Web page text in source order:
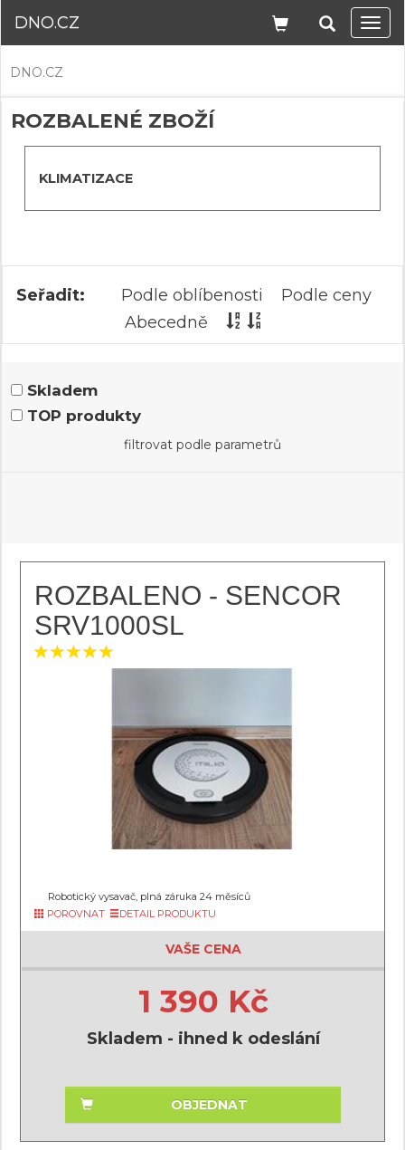
DNO.CZ
DNO.CZ
ROZBALENÉ ZBOŽÍ
KLIMATIZACE
Seřadit: Podle oblíbenosti
Podle ceny
Abecedně
Skladem
TOP produkty
filtrovat podle parametrů
ROZBALENO - SENCOR
SRV1000SL
Robotický vysavač, plná záruka 24 měsíců
POROVNAT
DETAIL PRODUKTU
VAŠE CENA
1 390 Kč
Skladem - ihned k odeslání
OBJEDNAT